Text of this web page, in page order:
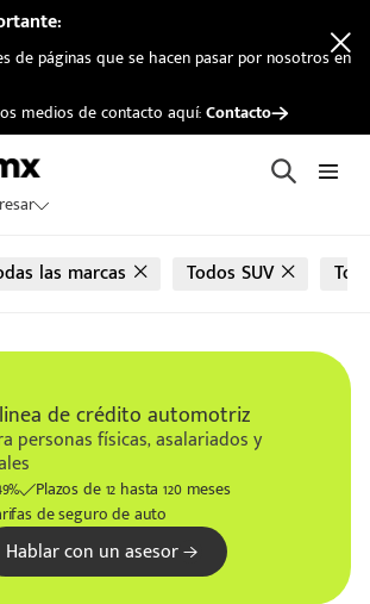
de páginas que se hacen pasar por nosotros en
medios de contacto aquí:Contacto
las marcas Todos SUV
de crédito automotriz
personas físicas, asalariados y
Plazos de 12 hasta 120 meses
de seguro de auto
Hablar con un asesor